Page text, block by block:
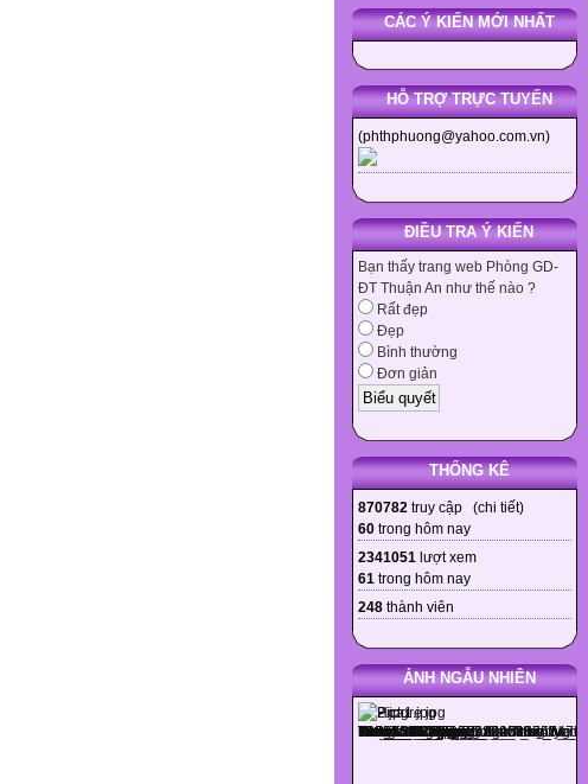
CÁC Ý KIẾN MỚI NHẤT
HỖ TRỢ TRỰC TUYẾN
(phthphuong@yahoo.com.vn)
ĐIỀU TRA Ý KIẾN
Bạn thấy trang web Phòng GD-
ĐT Thuận An như thế nào ?
Rất đẹp
Đẹp
Bình thường
Đơn giản
THỐNG KÊ
870782 truy cập (chi tiết)
60 trong hôm nay
2341051 lượt xem
61 trong hôm nay
248 thành viên
ẢNH NGẪU NHIÊN